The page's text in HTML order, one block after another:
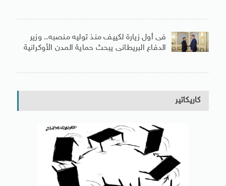
فى أول زيارة لكييف منذ توليه منصبه.. وزير
الدفاع البريطانى يبحث حماية المدن الأوكرانية
كاريكاتير